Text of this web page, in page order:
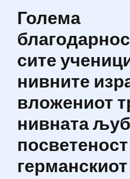
Голема
сите
нивните
вложениот
нивната
германскиот